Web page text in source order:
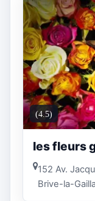
(4.5)
les fleurs
152 Av.
Brive-la-